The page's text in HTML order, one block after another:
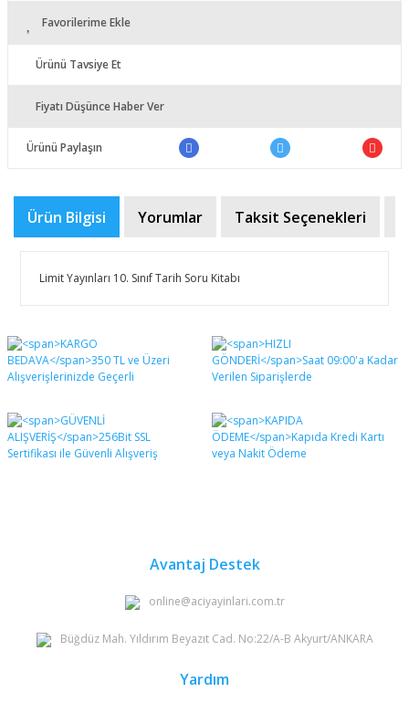
Favorilerime Ekle
Ürünü Tavsiye Et
Fiyatı Düşünce Haber Ver
Ürünü Paylaşın
Ürün Bilgisi Yorumlar Taksit Seçenekleri
Limit Yayınları 10. Sınıf Tarih Soru Kitabı
Bu ürüne ilk yorumu siz yapın!
Yorum Yaz
Bu ürünün fiyat bilgisi, resim, ürün açıklamalarında ve
diğer konularda yetersiz gördüğünüz noktaları öneri
formunu kullanarak tarafımıza iletebilirsiniz.
Görüş ve önerileriniz için teşekkür ederiz.
Ürün resmi kalitesiz, bozuk veya görüntülenemiyor.
Ürün açıklamasında eksik bilgiler bulunuyor.
Avantaj Destek
online@aciyayinlari.com.tr
Büğdüz Mah. Yıldırım Beyazıt Cad. No:22/A-B Akyurt/ANKARA
Yardım